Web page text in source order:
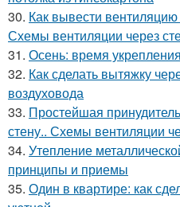
30. Как вывести
Схемы вентиляции через
31. Осень: время
32. Как сделать вытяжку
воздуховода
33. Простейшая
стену.. Схемы вентиляции
34. Утепление
принципы и приемы
35. Один в квартире: как